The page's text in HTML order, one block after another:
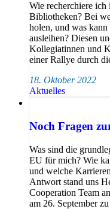
Wie recherchiere
Bibliotheken? Bei
holen, und was
ausleihen? Diesen
Kollegiatinnen und
einer Rallye durch
18. Oktober 2022
Aktuelles
Noch Fragen
Was sind die
EU für mich? Wie
und welche
Antwort stand uns
Cooperation Team
am 26. September